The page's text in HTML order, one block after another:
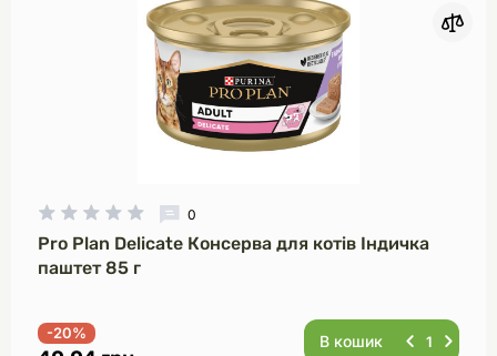
0
Pro Plan Delicate Консерва для котів Індичка
паштет 85 г
-20% В кошик